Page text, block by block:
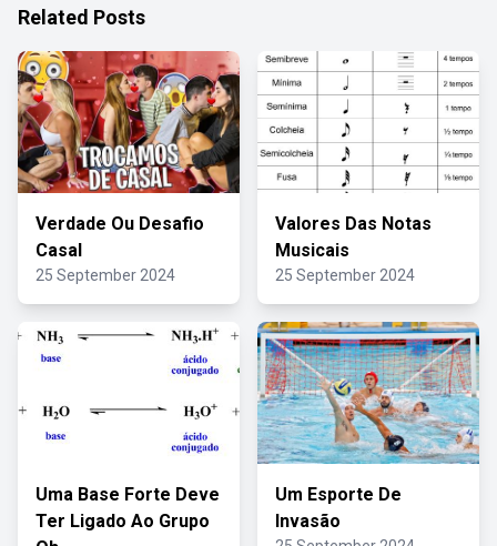
Related Posts
Verdade Ou Desafio
Casal
25 September 2024
Valores Das Notas
Musicais
25 September 2024
Uma Base Forte Deve
Ter Ligado Ao Grupo
Um Esporte De
Invasão